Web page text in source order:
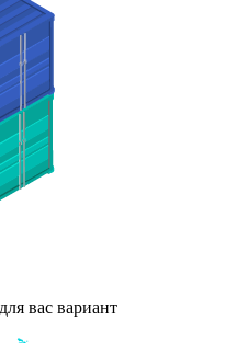
вас вариант